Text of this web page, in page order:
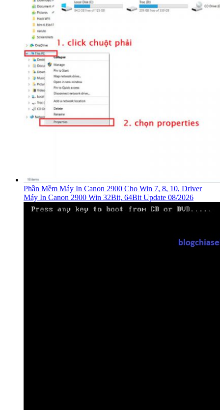
Phần Mềm Máy In Canon 2900 Cho Win 7, 8, 10, Driver
Máy In Canon 2900 Win 32Bit, 64Bit Update 08/2026